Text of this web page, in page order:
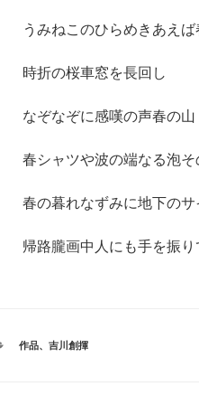
うみねこのひらめきあえば
時折の桜車窓を長回し
なぞなぞに感嘆の声春の山
春シャツや波の端なる泡そ
春の暮れなずみに地下のサ
帰路朧画中人にも手を振り
カ
作品、 吉川創揮